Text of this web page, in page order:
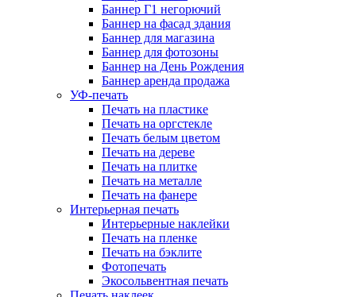
Баннер Г1 негорючий
Баннер на фасад здания
Баннер для магазина
Баннер для фотозоны
Баннер на День Рождения
Баннер аренда продажа
УФ-печать
Печать на пластике
Печать на оргстекле
Печать белым цветом
Печать на дереве
Печать на плитке
Печать на металле
Печать на фанере
Интерьерная печать
Интерьерные наклейки
Печать на пленке
Печать на бэклите
Фотопечать
Экосольвентная печать